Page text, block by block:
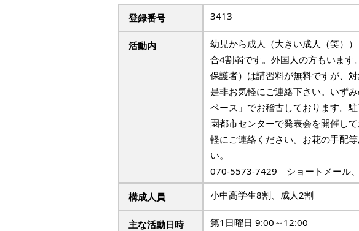
登録番号 3413
活動内
幼児から成人（大きい成人（笑）
合4割弱です。外国人の方もいま
保護者）は講習料が無料ですが、
是非お気軽にご連絡下さい。いず
ペース」でお稽古しております。
園都市センターで発表会を開催し
軽にご連絡ください。お花の手配
い。
070-5573-7429 ショートメール、
構成人員 小中高学生8割、成人2割
主な活動日時 第1日曜日 9:00～12:00